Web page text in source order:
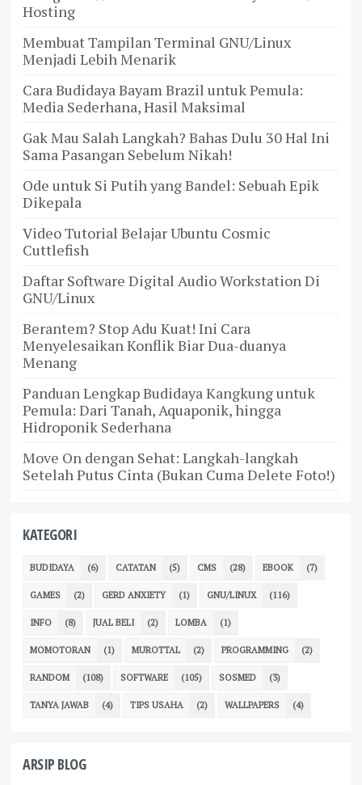
Hosting
Membuat Tampilan Terminal GNU/Linux
Menjadi Lebih Menarik
Cara Budidaya Bayam Brazil untuk Pemula:
Media Sederhana, Hasil Maksimal
Gak Mau Salah Langkah? Bahas Dulu 30 Hal Ini
Sama Pasangan Sebelum Nikah!
Ode untuk Si Putih yang Bandel: Sebuah Epik
Dikepala
Video Tutorial Belajar Ubuntu Cosmic
Cuttlefish
Daftar Software Digital Audio Workstation Di
GNU/Linux
Berantem? Stop Adu Kuat! Ini Cara
Menyelesaikan Konflik Biar Dua-duanya
Menang
Panduan Lengkap Budidaya Kangkung untuk
Pemula: Dari Tanah, Aquaponik, hingga
Hidroponik Sederhana
Move On dengan Sehat: Langkah-langkah
Setelah Putus Cinta (Bukan Cuma Delete Foto!)
KATEGORI
BUDIDAYA (6) CATATAN (5) CMS (28) EBOOK (7)
GAMES (2) GERD ANXIETY (1) GNU/LINUX (116)
INFO (8) JUAL BELI (2) LOMBA (1)
MOMOTORAN (1) MUROTTAL (2) PROGRAMMING (2)
RANDOM (108) SOFTWARE (105) SOSMED (3)
TANYA JAWAB (4) TIPS USAHA (2) WALLPAPERS (4)
ARSIP BLOG